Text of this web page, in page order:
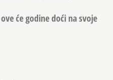
će godine doći na svoje